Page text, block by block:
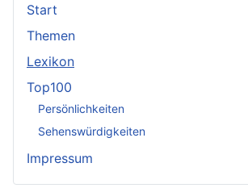
Start
Themen
Lexikon
Top100
Persönlichkeiten
Sehenswürdigkeiten
Impressum